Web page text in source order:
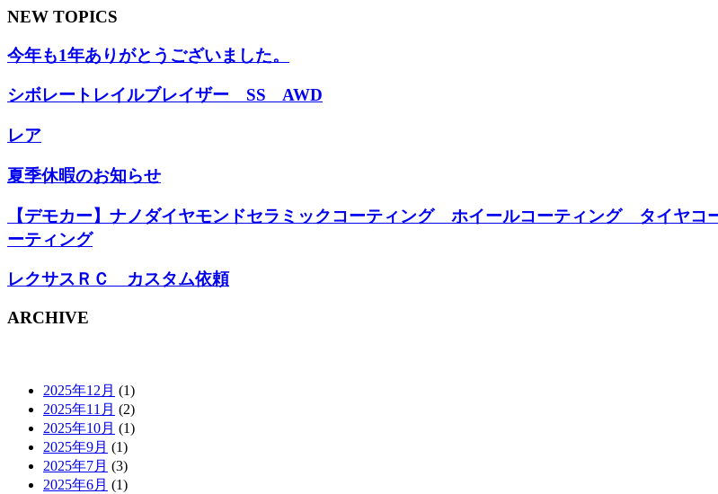
NEW TOPICS
今年も1年ありがとうございました。
シボレートレイルブレイザー SS AWD
レア
夏季休暇のお知らせ
【デモカー】ナノダイヤモンドセラミックコーティング ホイールコーティング タイヤ
ーティング
レクサスＲＣ カスタム依頼
ARCHIVE
2025年12月 (1)
2025年11月 (2)
2025年10月 (1)
2025年9月 (1)
2025年7月 (3)
2025年6月 (1)